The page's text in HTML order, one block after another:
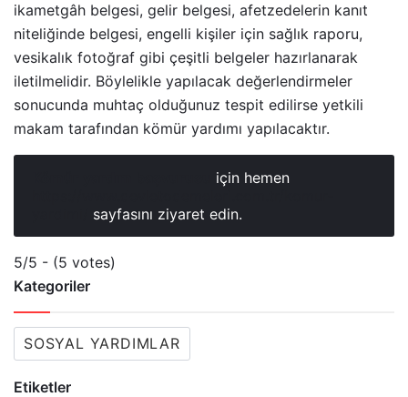
ikametgâh belgesi, gelir belgesi, afetzedelerin kanıt
niteliğinde belgesi, engelli kişiler için sağlık raporu,
vesikalık fotoğraf gibi çeşitli belgeler hazırlanarak
iletilmelidir. Böylelikle yapılacak değerlendirmeler
sonucunda muhtaç olduğunuz tespit edilirse yetkili
makam tarafından kömür yardımı yapılacaktır.
için hemen
sayfasını ziyaret edin.
5/5 - (5 votes)
Kategoriler
SOSYAL YARDIMLAR
Etiketler